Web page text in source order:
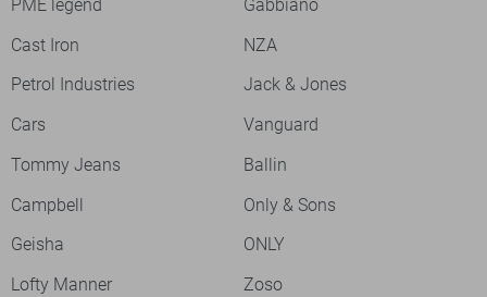
PME legend
Gabbiano
Cast Iron
NZA
Petrol Industries
Jack & Jones
Cars
Vanguard
Tommy Jeans
Ballin
Campbell
Only & Sons
Geisha
ONLY
Lofty Manner
Zoso